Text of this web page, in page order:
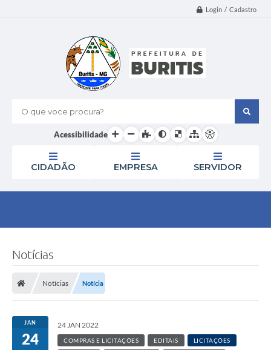
Login / Cadastro
O que voce procura?
Acessibilidade
CIDADÃO EMPRESA SERVIDOR
Notícias
Notícias Notícia
JAN
24
24 JAN 2022
COMPRAS E LICITAÇÕES EDITAIS LICITAÇÕES